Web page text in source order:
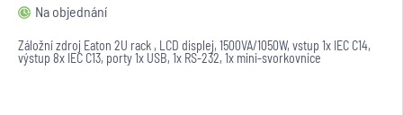
Na objednání
Záložní zdroj Eaton 2U rack , LCD displej, 1500VA/1050W, vstup 1x IEC C14,
výstup 8x IEC C13, porty 1x USB, 1x RS-232, 1x mini-svorkovnice